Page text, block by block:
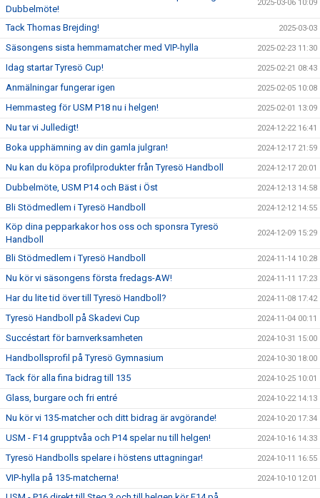
Dubbelmöte!
2025-03-06 10:09
Tack Thomas Brejding! 2025-03-03
Säsongens sista hemmamatcher med VIP-hylla 2025-02-23 11:30
Idag startar Tyresö Cup! 2025-02-21 08:43
Anmälningar fungerar igen 2025-02-05 10:08
Hemmasteg för USM P18 nu i helgen! 2025-02-01 13:09
Nu tar vi Julledigt! 2024-12-22 16:41
Boka upphämning av din gamla julgran! 2024-12-17 21:59
Nu kan du köpa profilprodukter från Tyresö Handboll 2024-12-17 20:01
Dubbelmöte, USM P14 och Bäst i Öst 2024-12-13 14:58
Bli Stödmedlem i Tyresö Handboll 2024-12-12 14:55
Köp dina pepparkakor hos oss och sponsra Tyresö
Handboll
2024-12-09 15:29
Bli Stödmedlem i Tyresö Handboll 2024-11-14 10:28
Nu kör vi säsongens första fredags-AW! 2024-11-11 17:23
Har du lite tid över till Tyresö Handboll? 2024-11-08 17:42
Tyresö Handboll på Skadevi Cup 2024-11-04 00:11
Succéstart för barnverksamheten 2024-10-31 15:00
Handbollsprofil på Tyresö Gymnasium 2024-10-30 18:00
Tack för alla fina bidrag till 135 2024-10-25 10:01
Glass, burgare och fri entré 2024-10-22 14:13
Nu kör vi 135-matcher och ditt bidrag är avgörande! 2024-10-20 17:34
USM - F14 grupptvåa och P14 spelar nu till helgen! 2024-10-16 14:33
Tyresö Handbolls spelare i höstens uttagningar! 2024-10-11 16:55
VIP-hylla på 135-matcherna! 2024-10-10 12:01